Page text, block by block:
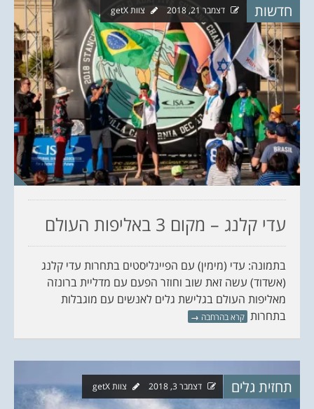
חדשות דצמבר 21, 2018 צוות getX
עדי קלנג – מקום 3 באליפות העולם
בתמונה: עדי (מימין) עם הפיינליסטים בתחרות עדי קלנג
(אשדוד) עשה זאת שוב וחוזר הפעם עם מדליית ברונזה
מאליפות העולם בגלישת גלים לאנשים עם מוגבלות
בתחרות קרא בהרחבה →
תחזית גלים דצמבר 3, 2018 צוות getX